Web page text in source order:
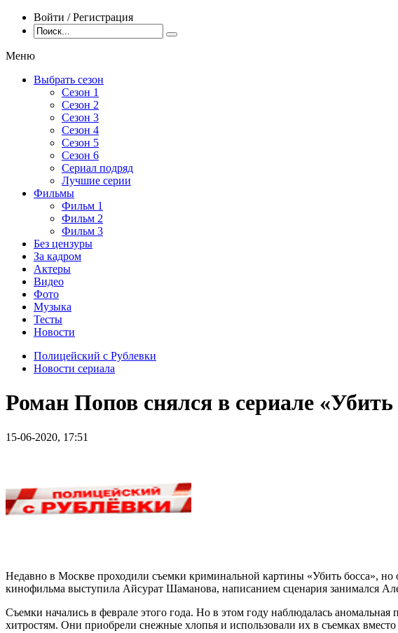
Войти / Регистрация
Меню
Выбрать сезон
Сезон 1
Сезон 2
Сезон 3
Сезон 4
Сезон 5
Сезон 6
Сериал подряд
Лучшие серии
Фильмы
Фильм 1
Фильм 2
Фильм 3
Без цензуры
За кадром
Актеры
Видео
Фото
Музыка
Тесты
Новости
Полицейский с Рублевки
Новости сериала
Роман Попов снялся в сериале «Убить
15-06-2020, 17:51
Недавно в Москве проходили съемки криминальной картины «Убить босса», но
кинофильма выступила Айсурат Шаманова, написанием сценария занимался
Съемки начались в феврале этого года. Но в этом году наблюдалась
хитростям. Они приобрели снежные хлопья и использовали их в съемках вместо